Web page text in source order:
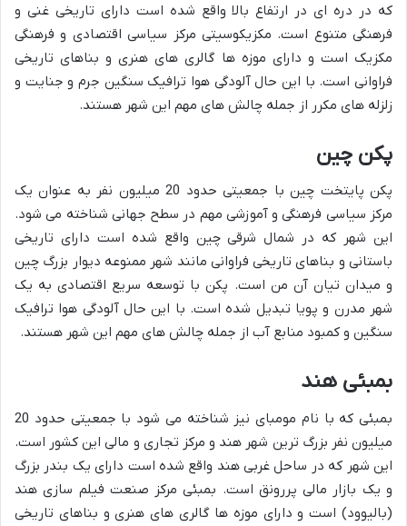
که در دره ای در ارتفاع بالا واقع شده است دارای تاریخی غنی و
فرهنگی متنوع است. مکزیکوسیتی مرکز سیاسی اقتصادی و فرهنگی
مکزیک است و دارای موزه ها گالری های هنری و بناهای تاریخی
فراوانی است. با این حال آلودگی هوا ترافیک سنگین جرم و جنایت و
زلزله های مکرر از جمله چالش های مهم این شهر هستند.
پکن چین
پکن پایتخت چین با جمعیتی حدود 20 میلیون نفر به عنوان یک
مرکز سیاسی فرهنگی و آموزشی مهم در سطح جهانی شناخته می شود.
این شهر که در شمال شرقی چین واقع شده است دارای تاریخی
باستانی و بناهای تاریخی فراوانی مانند شهر ممنوعه دیوار بزرگ چین
و میدان تیان آن من است. پکن با توسعه سریع اقتصادی به یک
شهر مدرن و پویا تبدیل شده است. با این حال آلودگی هوا ترافیک
سنگین و کمبود منابع آب از جمله چالش های مهم این شهر هستند.
بمبئی هند
بمبئی که با نام مومبای نیز شناخته می شود با جمعیتی حدود 20
میلیون نفر بزرگ ترین شهر هند و مرکز تجاری و مالی این کشور است.
این شهر که در ساحل غربی هند واقع شده است دارای یک بندر بزرگ
و یک بازار مالی پررونق است. بمبئی مرکز صنعت فیلم سازی هند
(بالیوود) است و دارای موزه ها گالری های هنری و بناهای تاریخی